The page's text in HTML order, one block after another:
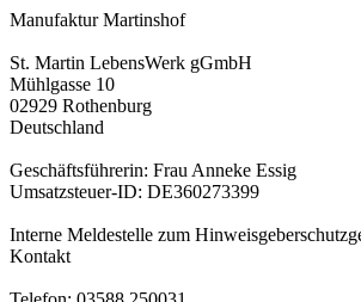
Manufaktur Martinshof
St. Martin LebensWerk gGmbH
Mühlgasse 10
02929 Rothenburg
Deutschland
Geschäftsführerin: Frau Anneke Essig
Umsatzsteuer-ID: DE360273399
Interne Meldestelle zum
Kontakt